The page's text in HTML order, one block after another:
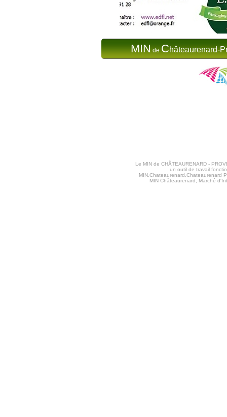
MINdeChâteaurenard-
Le MIN de CHÂTEAURENARD -
un outil de travail
MIN,Chateaurenard,Chateaurenard
MIN Châteaurenard, Marché